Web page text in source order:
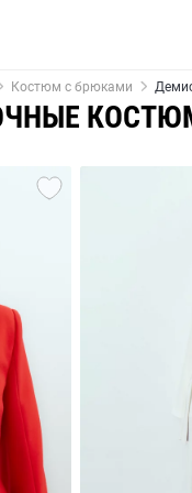
Костюм с брюками